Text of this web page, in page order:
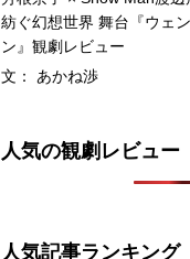
紡ぐ幻想世界 舞台『ウェ
ン』観劇レビュー
文： あかね渉
人気の観劇レビュー
人気記事ランキング